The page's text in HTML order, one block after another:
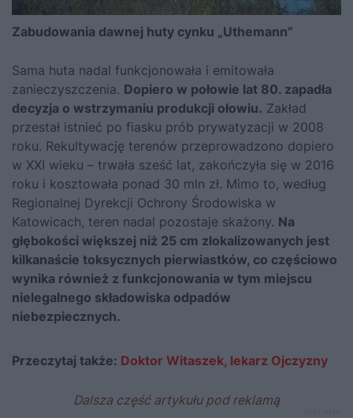
Zabudowania dawnej huty cynku „Uthemann”
Sama huta nadal funkcjonowała i emitowała
zanieczyszczenia. Dopiero w połowie lat 80. zapadła
decyzja o wstrzymaniu produkcji ołowiu. Zakład
przestał istnieć po fiasku prób prywatyzacji w 2008
roku. Rekultywację terenów przeprowadzono dopiero
w XXI wieku – trwała sześć lat, zakończyła się w 2016
roku i kosztowała ponad 30 mln zł. Mimo to, według
Regionalnej Dyrekcji Ochrony Środowiska w
Katowicach, teren nadal pozostaje skażony. Na
głębokości większej niż 25 cm zlokalizowanych jest
kilkanaście toksycznych pierwiastków, co częściowo
wynika również z funkcjonowania w tym miejscu
nielegalnego składowiska odpadów
niebezpiecznych.
Przeczytaj także: Doktor Witaszek, lekarz Ojczyzny